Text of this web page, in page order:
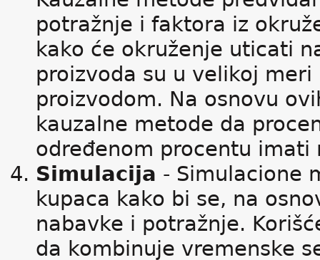
potražnje i faktora iz
kako će okruženje uticati
proizvoda su u velikoj
proizvodom. Na osnovu
kauzalne metode da
određenom procentu imati
Simulacija - Simulacione
kupaca kako bi se, na
nabavke i potražnje.
da kombinuje vremenske